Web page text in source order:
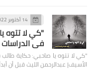
14 أكتوبر 2022
"كي لا تتوه
في الدراسات
"كي لا تتوه يا صاحبي: حكاية طالب
الأسيف| عبدالرحمن الليث قبل أن